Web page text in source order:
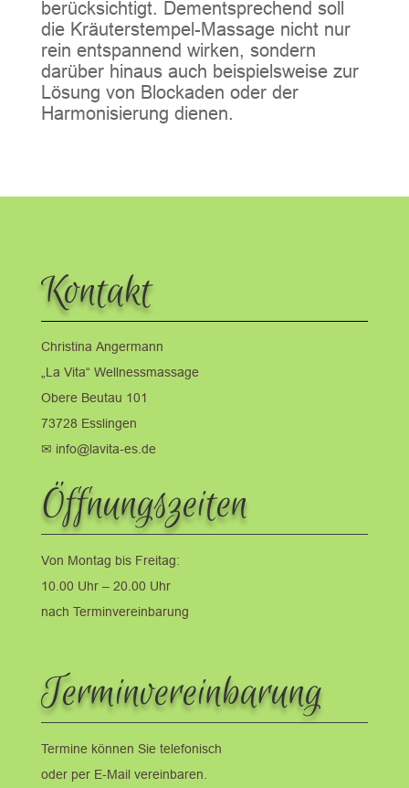
berücksichtigt. Dementsprechend soll
die Kräuterstempel-Massage nicht nur
rein entspannend wirken, sondern
darüber hinaus auch beispielsweise zur
Lösung von Blockaden oder der
Harmonisierung dienen.
Kontakt
Christina Angermann
„La Vita“ Wellnessmassage
Obere Beutau 101
73728 Esslingen
✉ info@lavita-es.de
Öffnungszeiten
Von Montag bis Freitag:
10.00 Uhr – 20.00 Uhr
nach Terminvereinbarung
Terminvereinbarung
Termine können Sie telefonisch
oder per E-Mail vereinbaren.